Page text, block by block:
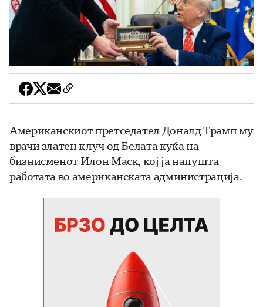
Американскиот претседател Доналд Трамп му
врачи златен клуч од Белата куќа на
бизнисменот Илон Маск, кој ја напушта
работата во американската администрација.